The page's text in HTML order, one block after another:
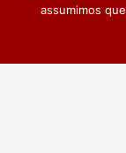
assumimos